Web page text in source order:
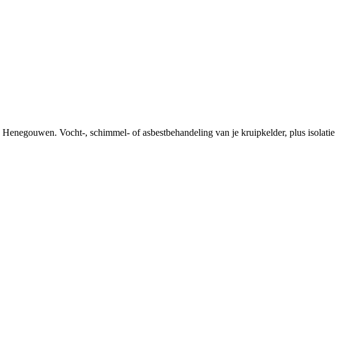
Henegouwen. Vocht-, schimmel- of asbestbehandeling van je kruipkelder, plus isolatie